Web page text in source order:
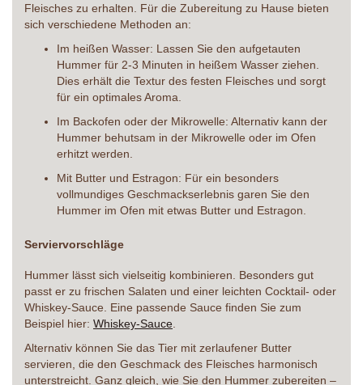
Fleisches zu erhalten. Für die Zubereitung zu Hause bieten
sich verschiedene Methoden an:
Im heißen Wasser: Lassen Sie den aufgetauten
Hummer für 2-3 Minuten in heißem Wasser ziehen.
Dies erhält die Textur des festen Fleisches und sorgt
für ein optimales Aroma.
Im Backofen oder der Mikrowelle: Alternativ kann der
Hummer behutsam in der Mikrowelle oder im Ofen
erhitzt werden.
Mit Butter und Estragon: Für ein besonders
vollmundiges Geschmackserlebnis garen Sie den
Hummer im Ofen mit etwas Butter und Estragon.
Serviervorschläge
Hummer lässt sich vielseitig kombinieren. Besonders gut
passt er zu frischen Salaten und einer leichten Cocktail- oder
Whiskey-Sauce. Eine passende Sauce finden Sie zum
Beispiel hier: Whiskey-Sauce
Alternativ können Sie das Tier mit zerlaufener Butter
servieren, die den Geschmack des Fleisches harmonisch
unterstreicht. Ganz gleich, wie Sie den Hummer zubereiten –